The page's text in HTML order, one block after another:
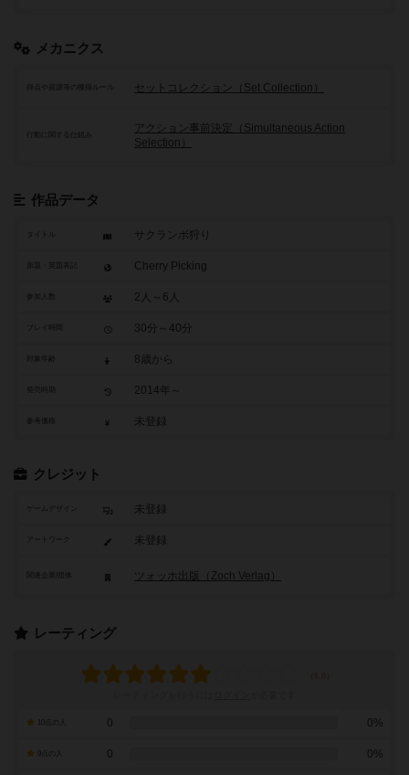
メカニクス
セットコレクション（Set Collection）
行動に関する仕組み
アクション事前決定（Simultaneous Action
Selection）
作品データ
タイトル サクランボ狩り
Cherry Picking
参加人数 2人～6人
30分～40分
8歳から
2014年～
参考価格 未登録
クレジット
ゲームデザイン 未登録
アートワーク 未登録
ツォッホ出版（Zoch Verlag）
レーティング
0 0%
0 0%